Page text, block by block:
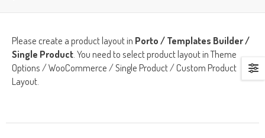
Please create a product layout in Porto / Templates Builder /
Single Product . You need to select product layout in Theme
Options / WooCommerce / Single Product / Custom Product
Layout.